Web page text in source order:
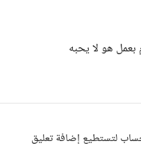
هو لا يحبه
لتستطيع إضافة تعليق